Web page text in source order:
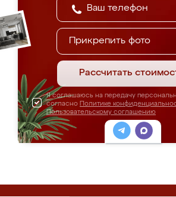
Прикрепить фото
Рассчитать
Я соглашаюсь на передачу
согласно Политике
Пользовательскому соглашению